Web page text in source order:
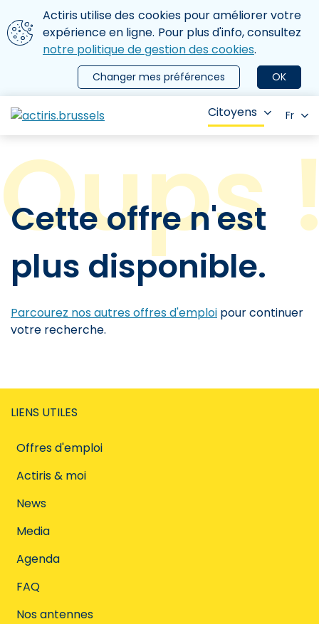
Aller au contenu principal
Nous utilisons des cookies
Actiris utilise des cookies pour améliorer votre
expérience en ligne. Pour plus d'info, consultez
notre politique de gestion des cookies.
OK
Changer mes préférences
le menu
Citoyens Fr
Cette offre n'est
plus disponible.
Parcourez nos autres offres d'emploi pour continuer
votre recherche.
LIENS UTILES
Offres d'emploi
Actiris & moi
News
Media
Agenda
FAQ
Nos antennes